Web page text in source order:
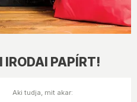
PAPÍRT!
Aki tudja, mit akar: